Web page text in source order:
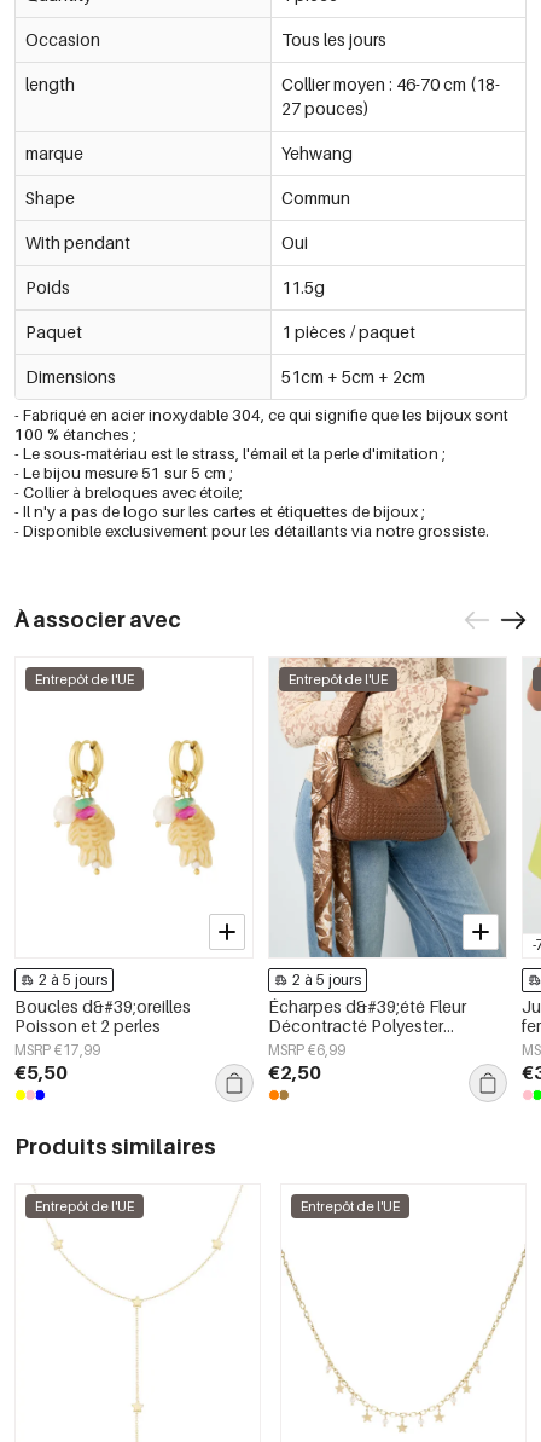
Occasion Tous les jours
length
Collier moyen : 46-70 cm (18-
27 pouces)
marque Yehwang
Shape Commun
With pendant Oui
Poids 11.5g
Paquet 1 pièces / paquet
Dimensions 51cm + 5cm + 2cm
- Fabriqué en acier inoxydable 304, ce qui signifie que les bijoux sont
100 % étanches ;
- Le sous-matériau est le strass, l'émail et la perle d'imitation ;
- Le bijou mesure 51 sur 5 cm ;
- Collier à breloques avec étoile;
- Il n'y a pas de logo sur les cartes et étiquettes de bijoux ;
- Disponible exclusivement pour les détaillants via notre grossiste.
À associer avec
Entrepôt de l'UE
2 à 5 jours
Boucles d&#39;oreilles
Poisson et 2 perles
MSRP €17,99
€5,50
Entrepôt de l'UE
2 à 5 jours
Écharpes d&#39;été Fleur
Décontracté Polyester
Accessoires quotidiens
MSRP €6,99
€2,50
-
Produits similaires
Entrepôt de l'UE Entrepôt de l'UE